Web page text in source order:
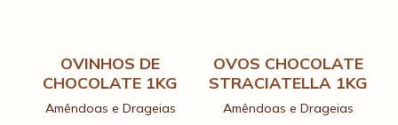
Amêndoas e Drageias
OVINHOS DE
CHOCOLATE 1KG
Amêndoas e Drageias
OVOS CHOCOLATE
STRACIATELLA 1KG